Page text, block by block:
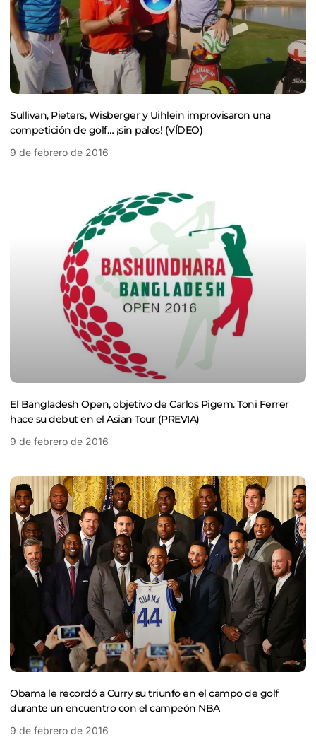
Sullivan, Pieters, Wisberger y Uihlein improvisaron una
competición de golf… ¡sin palos! (VÍDEO)
9 de febrero de 2016
El Bangladesh Open, objetivo de Carlos Pigem. Toni Ferrer
hace su debut en el Asian Tour (PREVIA)
9 de febrero de 2016
Obama le recordó a Curry su triunfo en el campo de golf
durante un encuentro con el campeón NBA
9 de febrero de 2016